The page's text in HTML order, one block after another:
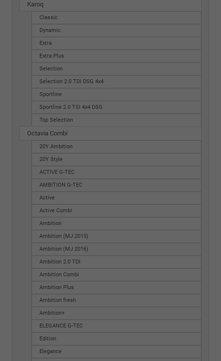
Karoq
Classic
Dynamic
Extra
Extra Plus
Selection
Selection 2.0 TDI DSG 4x4
Sportline
Sportline 2.0 TSI 4x4 DSG
Top Selection
Octavia Combi
20Y Ambition
20Y Style
ACTIVE G-TEC
AMBITION G-TEC
Active
Active Combi
Ambition
Ambition (MJ 2015)
Ambition (MJ 2016)
Ambition 2.0 TDI
Ambition Combi
Ambition Plus
Ambition fresh
Ambition+
ELEGANCE G-TEC
Edition
Elegance